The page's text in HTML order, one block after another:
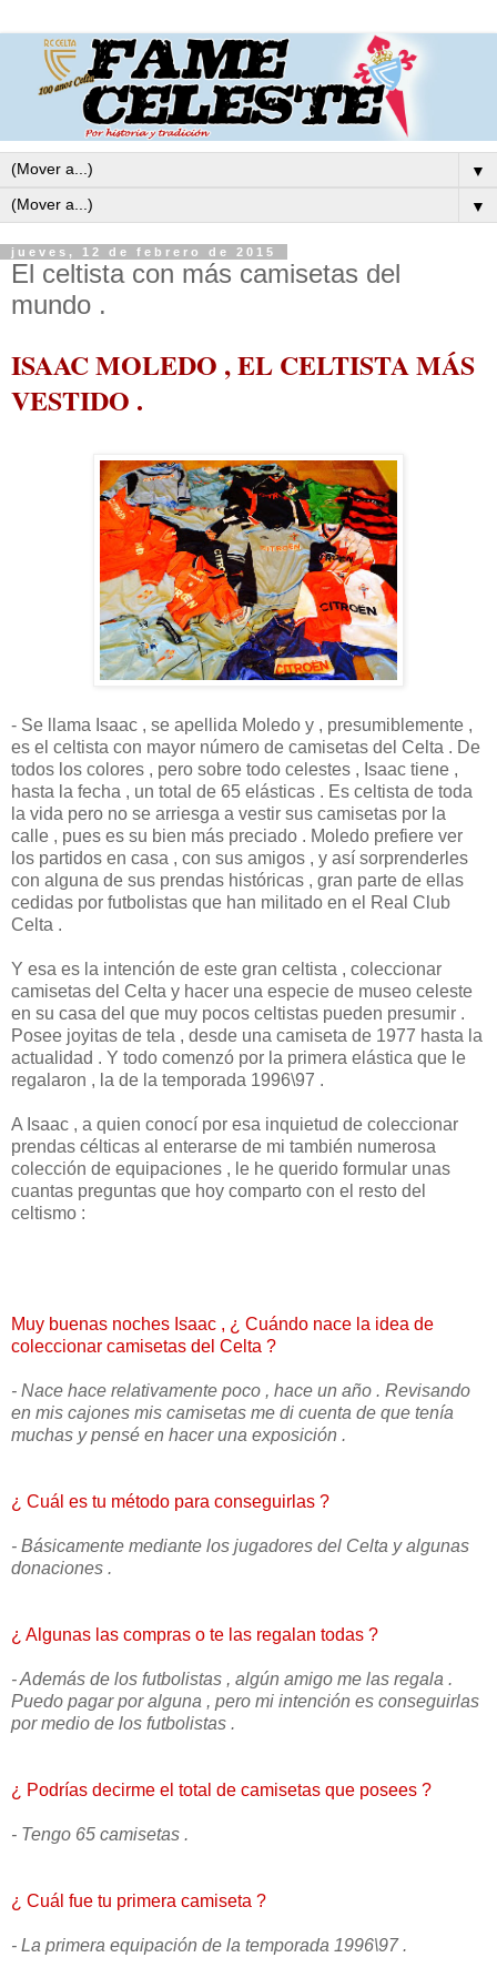
▼
▼
jueves, 12 de febrero de 2015
El celtista con más camisetas del
mundo .
ISAAC MOLEDO , EL CELTISTA MÁS
VESTIDO .
- Se llama Isaac , se apellida Moledo y , presumiblemente ,
es el celtista con mayor número de camisetas del Celta . De
todos los colores , pero sobre todo celestes , Isaac tiene ,
hasta la fecha , un total de 65 elásticas . Es celtista de toda
la vida pero no se arriesga a vestir sus camisetas por la
calle , pues es su bien más preciado . Moledo prefiere ver
los partidos en casa , con sus amigos , y así sorprenderles
con alguna de sus prendas históricas , gran parte de ellas
cedidas por futbolistas que han militado en el Real Club
Celta .
Y esa es la intención de este gran celtista , coleccionar
camisetas del Celta y hacer una especie de museo celeste
en su casa del que muy pocos celtistas pueden presumir .
Posee joyitas de tela , desde una camiseta de 1977 hasta la
actualidad . Y todo comenzó por la primera elástica que le
regalaron , la de la temporada 1996\97 .
A Isaac , a quien conocí por esa inquietud de coleccionar
prendas célticas al enterarse de mi también numerosa
colección de equipaciones , le he querido formular unas
cuantas preguntas que hoy comparto con el resto del
celtismo :
Muy buenas noches Isaac , ¿ Cuándo nace la idea de
coleccionar camisetas del Celta ?
- Nace hace relativamente poco , hace un año . Revisando
en mis cajones mis camisetas me di cuenta de que tenía
muchas y pensé en hacer una exposición .
¿ Cuál es tu método para conseguirlas ?
- Básicamente mediante los jugadores del Celta y algunas
donaciones .
¿ Algunas las compras o te las regalan todas ?
- Además de los futbolistas , algún amigo me las regala .
Puedo pagar por alguna , pero mi intención es conseguirlas
por medio de los futbolistas .
¿ Podrías decirme el total de camisetas que posees ?
- Tengo 65 camisetas .
¿ Cuál fue tu primera camiseta ?
- La primera equipación de la temporada 1996\97 .